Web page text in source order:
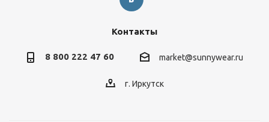
Контакты
8 800 222 47 60 market@sunnywear.ru
г. Иркутск